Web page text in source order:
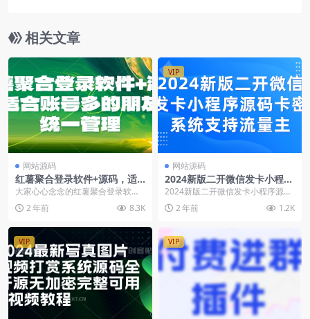
相关文章
网站源码
红薯聚合登录软件+源码，适
合账号多的朋友，统一管理
大家心心念念的红薯聚合登录软件
来啦！！ Python开发的，不报毒，
win10，...
2 年前 8.3K
VIP
网站源码
2024新版二开微信发卡小程序
源码，卡密系统支持流量主
2024新版二开微信发卡小程序源码
卡密系统支持流量主。裂变扩展多
种领取模式二次开...
2 年前 1.2K
VIP VIP